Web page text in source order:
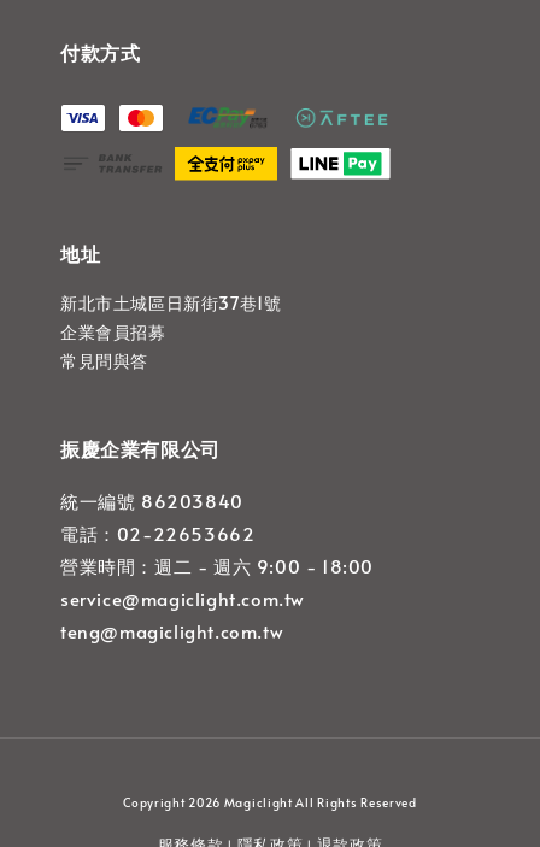
付款方式
地址
新北市土城區日新街37巷1號
企業會員招募
常見問與答
振慶企業有限公司
統一編號 86203840
電話：02-22653662
營業時間：週二 - 週六 9:00 - 18:00
service@magiclight.com.tw
teng@magiclight.com.tw
Copyright 2026 Magiclight All Rights Reserved